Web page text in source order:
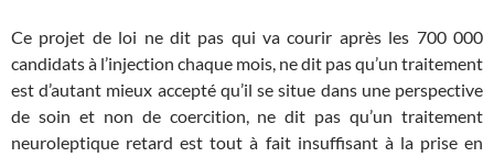
Ce projet de loi ne dit pas qui va courir après les 700 000
candidats à l’injection chaque mois, ne dit pas qu’un traitement
est d’autant mieux accepté qu’il se situe dans une perspective
de soin et non de coercition, ne dit pas qu’un traitement
neuroleptique retard est tout à fait insuffisant à la prise en